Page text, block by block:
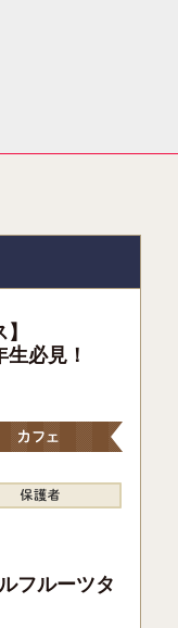
必見！
フルーツタ